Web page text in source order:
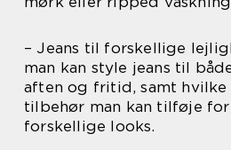
– Jeans til forskellige
man kan style jeans til
aften og fritid, samt
tilbehør man kan tilføje
forskellige looks.